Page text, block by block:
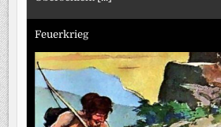
Feuerkrieg